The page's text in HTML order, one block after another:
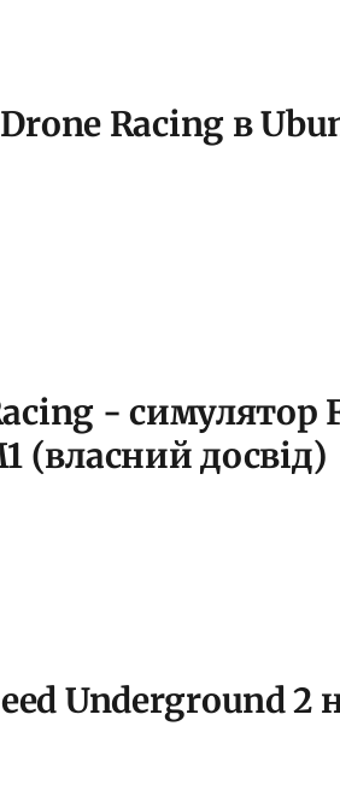
Racing в
- симулятор
(власний досвід)
Underground 2